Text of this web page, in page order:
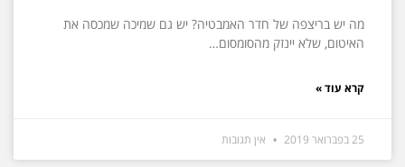
מה יש בריצפה של חדר האמבטיה? יש גם שמיכה שמכסה את
האיטום, שלא יינזק מהסומסום…
קרא עוד »
25 בפברואר 2019 אין תגובות